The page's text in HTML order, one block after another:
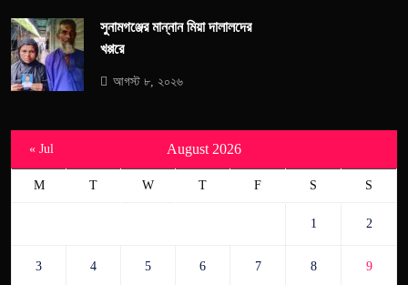
সুনামগঞ্জের মান্নান মিয়া দালালদের
খপ্পরে
আগস্ট ৮, ২০২৬
August 2026
M T W T F S S
1 2
3 4 5 6 7 8 9
« Jul